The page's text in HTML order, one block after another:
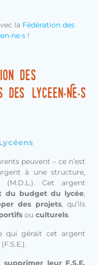
la Fédération des
!
peuvent – ce n’est
à une structure,
(M.D.L.). Cet argent
du budget du lycée,
des projets, qu’ils
ou culturels.
qui gérait cet argent
leur F.S.E.